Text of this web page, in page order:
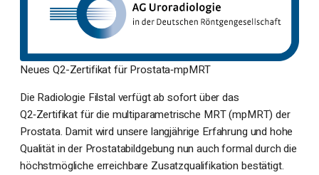
Neues Q2-Zertifikat für Prostata‑mpMRT
Die Radiologie Filstal verfügt ab sofort über das
Q2‑Zertifikat für die multiparametrische MRT (mpMRT) der
Prostata. Damit wird unsere langjährige Erfahrung und hohe
Qualität in der Prostatabildgebung nun auch formal durch die
höchstmögliche erreichbare Zusatzqualifikation bestätigt.